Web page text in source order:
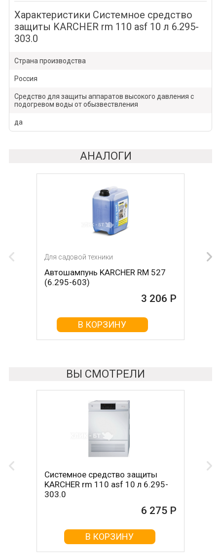
Характеристики Системное средство
защиты KARCHER rm 110 asf 10 л 6.295-
303.0
Страна производства
Россия
Средство для защиты аппаратов высокого давления с
подогревом воды от обызвествления
да
АНАЛОГИ
Для садовой техники
Автошампунь KARCHER RM 527
(6.295-603)
3 206 Р
В КОРЗИНУ
ВЫ СМОТРЕЛИ
Системное средство защиты
KARCHER rm 110 asf 10 л 6.295-
303.0
6 275 Р
В КОРЗИНУ